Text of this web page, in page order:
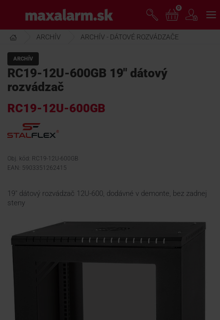
hlavnému
obsahu
www.maxalarm.sk
AKCIA MESIACA
PRODUKTY
PODPORA
KONTAKTY
0
ARCHÍV ARCHÍV - DÁTOVÉ ROZVÁDZAČE
ARCHÍV
RC19-12U-600GB 19" dátový
rozvádzač
RC19-12U-600GB
Obj. kód: RC19-12U-600GB
EAN: 5903351262415
19" dátový rozvádzač 12U-600, dodávné v demonte, bez zadnej
steny